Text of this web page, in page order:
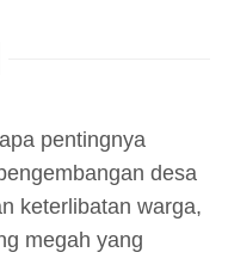
pentingnya
desa
keterlibatan warga,
megah yang